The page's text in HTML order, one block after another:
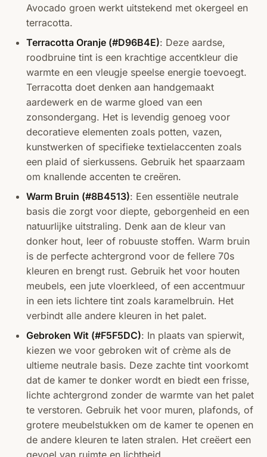
Avocado groen werkt uitstekend met okergeel en
terracotta.
Terracotta Oranje (#D96B4E): Deze aardse,
roodbruine tint is een krachtige accentkleur die
warmte en een vleugje speelse energie toevoegt.
Terracotta doet denken aan handgemaakt
aardewerk en de warme gloed van een
zonsondergang. Het is levendig genoeg voor
decoratieve elementen zoals potten, vazen,
kunstwerken of specifieke textielaccenten zoals
een plaid of sierkussens. Gebruik het spaarzaam
om knallende accenten te creëren.
Warm Bruin (#8B4513): Een essentiële neutrale
basis die zorgt voor diepte, geborgenheid en een
natuurlijke uitstraling. Denk aan de kleur van
donker hout, leer of robuuste stoffen. Warm bruin
is de perfecte achtergrond voor de fellere 70s
kleuren en brengt rust. Gebruik het voor houten
meubels, een jute vloerkleed, of een accentmuur
in een iets lichtere tint zoals karamelbruin. Het
verbindt alle andere kleuren in het palet.
Gebroken Wit (#F5F5DC): In plaats van spierwit,
kiezen we voor gebroken wit of crème als de
ultieme neutrale basis. Deze zachte tint voorkomt
dat de kamer te donker wordt en biedt een frisse,
lichte achtergrond zonder de warmte van het palet
te verstoren. Gebruik het voor muren, plafonds, of
grotere meubelstukken om de kamer te openen en
de andere kleuren te laten stralen. Het creëert een